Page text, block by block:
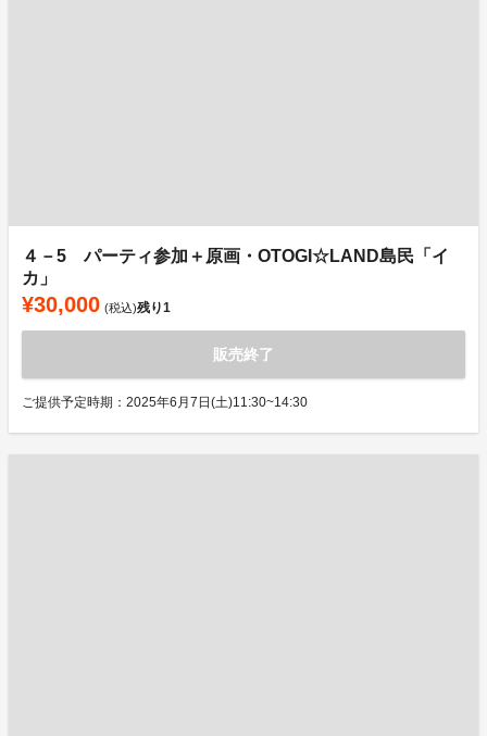
４－5 パーティ参加＋原画・OTOGI☆LAND島民「イ
カ」
¥30,000 (税込)残り1
販売終了
ご提供予定時期：2025年6月7日(土)11:30~14:30